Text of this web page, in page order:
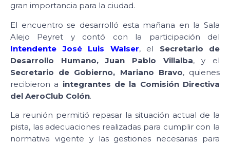
gran importancia para la ciudad.
El encuentro se desarrolló esta mañana en la Sala
Alejo Peyret y contó con la participación del
Intendente José Luis Walser, el Secretario de
Desarrollo Humano, Juan Pablo Villalba, y el
Secretario de Gobierno, Mariano Bravo, quienes
recibieron a integrantes de la Comisión Directiva
del AeroClub Colón.
La reunión permitió repasar la situación actual de la
pista, las adecuaciones realizadas para cumplir con la
normativa vigente y las gestiones necesarias para